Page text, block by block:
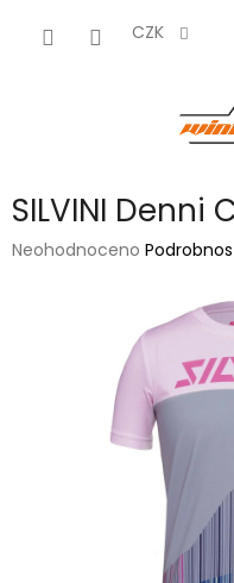
CZK
SILVINI Denni
Průměrné
Neohodnoceno